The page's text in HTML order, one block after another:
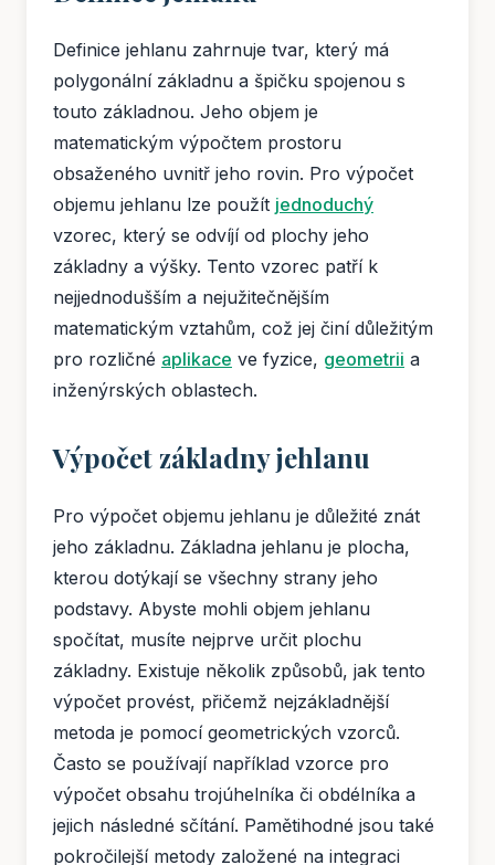
Definice jehlanu zahrnuje tvar, který má
polygonální základnu a špičku spojenou s
touto základnou. Jeho objem je
matematickým výpočtem prostoru
obsaženého uvnitř jeho rovin. Pro výpočet
objemu jehlanu lze použít jednoduchý
vzorec, který se odvíjí od plochy jeho
základny a výšky. Tento vzorec patří k
nejjednodušším a nejužitečnějším
matematickým vztahům, což jej činí důležitým
pro rozličné aplikace ve fyzice, geometrii a
inženýrských oblastech.
Výpočet základny jehlanu
Pro výpočet objemu jehlanu je důležité znát
jeho základnu. Základna jehlanu je plocha,
kterou dotýkají se všechny strany jeho
podstavy. Abyste mohli objem jehlanu
spočítat, musíte nejprve určit plochu
základny. Existuje několik způsobů, jak tento
výpočet provést, přičemž nejzákladnější
metoda je pomocí geometrických vzorců.
Často se používají například vzorce pro
výpočet obsahu trojúhelníka či obdélníka a
jejich následné sčítání. Pamětihodné jsou také
pokročilejší metody založené na integraci